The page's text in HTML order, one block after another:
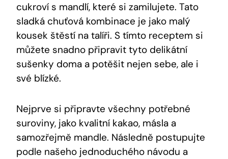
‍cukroví s mandlí, které si zamilujete. Tato
sladká chuťová kombinace je jako malý‌
kousek štěstí na talíři. S tímto ‌receptem si
můžete snadno připravit tyto⁣ delikátní
sušenky doma a potěšit nejen sebe, ale⁣ i
své​ blízké.
Nejprve si připravte ⁢všechny ‍potřebné
⁣suroviny, jako kvalitní kakao, másla a⁤
samozřejmě mandle. Následně postupujte
podle našeho jednoduchého ⁢návodu a